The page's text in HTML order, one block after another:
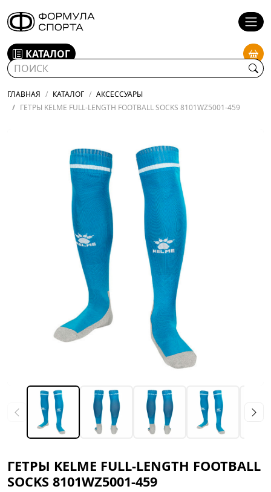
КАТАЛОГ
ГЛАВНАЯ КАТАЛОГ
АКСЕССУАРЫ
ГЕТРЫ KELME FULL-LENGTH FOOTBALL SOCKS 8101WZ5001-459
ГЕТРЫ KELME FULL-LENGTH FOOTBALL
SOCKS 8101WZ5001-459